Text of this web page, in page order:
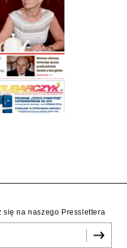
się na naszego Presslettera